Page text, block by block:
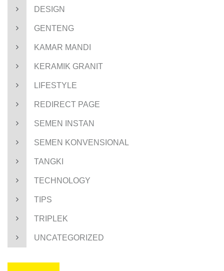
DESIGN
GENTENG
KAMAR MANDI
KERAMIK GRANIT
LIFESTYLE
REDIRECT PAGE
SEMEN INSTAN
SEMEN KONVENSIONAL
TANGKI
TECHNOLOGY
TIPS
TRIPLEK
UNCATEGORIZED